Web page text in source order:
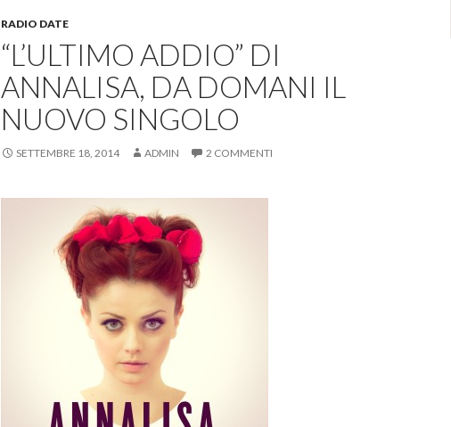
RADIO DATE
“L’ULTIMO ADDIO” DI
ANNALISA, DA DOMANI IL
NUOVO SINGOLO
SETTEMBRE 18, 2014 ADMIN 2 COMMENTI